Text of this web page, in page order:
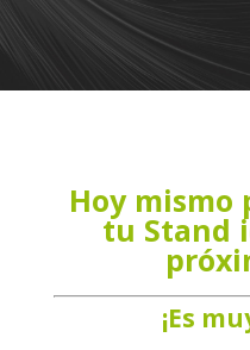
Hoy mismo
tu Stand
¡Es